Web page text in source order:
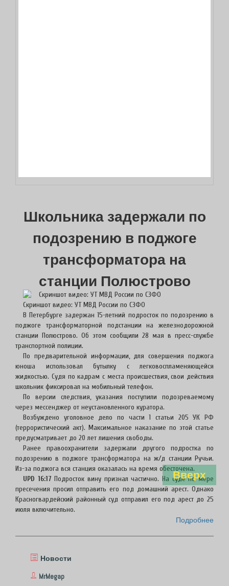
Вверх
Школьника задержали по
подозрению в поджоге
трансформатора на
станции Полюстрово
Скриншот видео: УТ МВД России по СЗФО
В Петербурге задержан 15-летний подросток по подозрению в
поджоге трансформаторной подстанции на железнодорожной
станции Полюстрово. Об этом сообщили 28 мая в пресс-службе
транспортной полиции.
По предварительной информации, для совершения поджога
юноша использовал бутылку с легковоспламеняющейся
жидкостью. Судя по кадрам с места происшествия, свои действия
школьник фиксировал на мобильный телефон.
По версии следствия, указания поступили подозреваемому
через мессенджер от неустановленного куратора.
Возбуждено уголовное дело по части 1 статьи 205 УК РФ
(террористический акт). Максимальное наказание по этой статье
предусматривает до 20 лет лишения свободы.
Ранее правоохранители задержали другого подростка по
подозрению в поджоге трансформатора на ж/д станции Ручьи.
Из-за поджога вся станция оказалась на время обесточена.
UPD 16:17 Подросток вину признал частично. На суде по мере
пресечения просил отправить его под домашний арест. Однако
Красногвардейский районный суд отправил его под арест до 25
июля включительно.
Подробнее
Новости
MrMegap